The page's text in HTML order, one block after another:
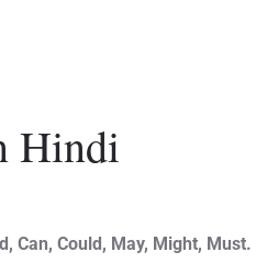
Hindi
Can, Could, May, Might, Must.